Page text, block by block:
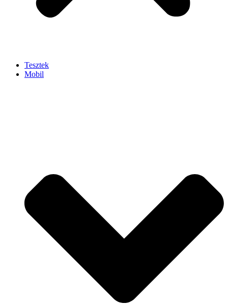
Tesztek
Mobil